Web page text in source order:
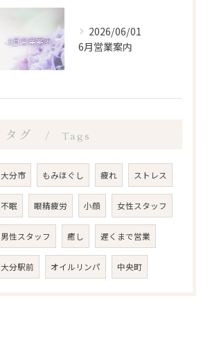
2026/06/01
6月営業案内
タグ Tags
大分市 もみほぐし 疲れ ストレス
不眠 眼精疲労 小顔 女性スタッフ
男性スタッフ 癒し 遅くまで営業
大分駅前 オイルリンパ 中央町